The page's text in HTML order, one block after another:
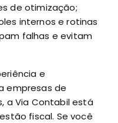
de otimização;
internos e rotinas
falhas e evitam
e
empresas de
a Via Contabil está
fiscal. Se você